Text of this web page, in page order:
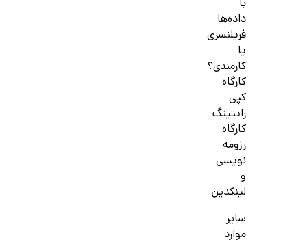
با
داده‌ها
فریلنسری
یا
کارمندی؟
کارگاه
کپی
رایتینگ
کارگاه
رزومه
نویسی
و
لینکدین
سایر
موارد